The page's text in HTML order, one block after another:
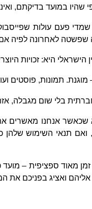
במועד בדיקתם,
פעם עולות
שפשטה לאחרונה לפיה
היא: זכויות
תמונות, פוסטים
בלי שום מגבלה,
שכאשר אנחנו מאשרים
תנאי השימוש שלהן
מאוד ספציפית –
ואציג בפניכם את